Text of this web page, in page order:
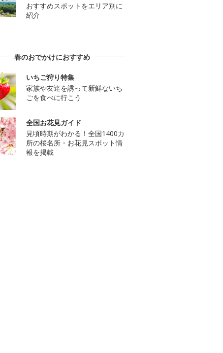
おすすめスポットをエリア別に
紹介
春のおでかけにおすすめ
いちご狩り特集
家族や友達を誘って新鮮ないち
ごを食べに行こう
全国お花見ガイド
見頃時期がわかる！全国1400カ
所の桜名所・お花見スポット情
報を掲載